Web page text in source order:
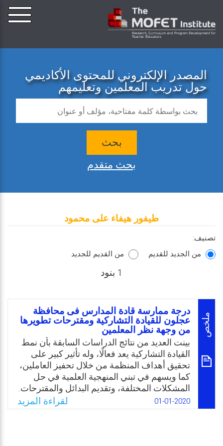
المصدر الإلكتروني للمحتوى الأكاديمي
حول تدريب المعلمين وتعليمهم
بحث
بحث متقدم
طيفور هيفاء على محمود
تصنيف:
من الجديد للقديم
من القديم للجديد
1 بنود
ملخص
درجة ممارسة قادة المدارس فى محافظة
عجلون للقيادة التشاركية ومقترحات تطويرها
من وجهة نظر المعلمين
بينت العديد من نتائج الدراسات السابقة بأن نمط
القيادة التشاركية يعد فعالًا، وله تأثير كبير على
تحقيق أهداف المنظمة من خلال تحفيز العاملين،
كما ويسهم في تبني المنهجية العلمية في حل
المشكلات المختلفة، وتقديم البدائل والمقترحات.
وعليه أصبح من الضرورة لوجود قائد مدرسي
يدير كفة القيادة بكل نجاح، وتتوفر فيه المعايير
01-01-2020 لقراءة المزيد